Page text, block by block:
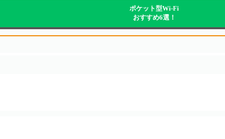
ポケット型Wi-Fi
おすすめ6選！